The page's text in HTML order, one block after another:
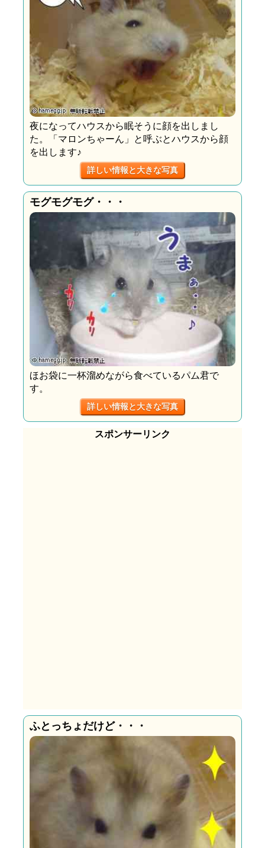
夜になってハウスから眠そうに顔を出しまし
た。「マロンちゃーん」と呼ぶとハウスから顔
を出します♪
詳しい情報と大きな写真
モグモグモグ・・・
ほお袋に一杯溜めながら食べているパム君で
す。
詳しい情報と大きな写真
スポンサーリンク
ふとっちょだけど・・・